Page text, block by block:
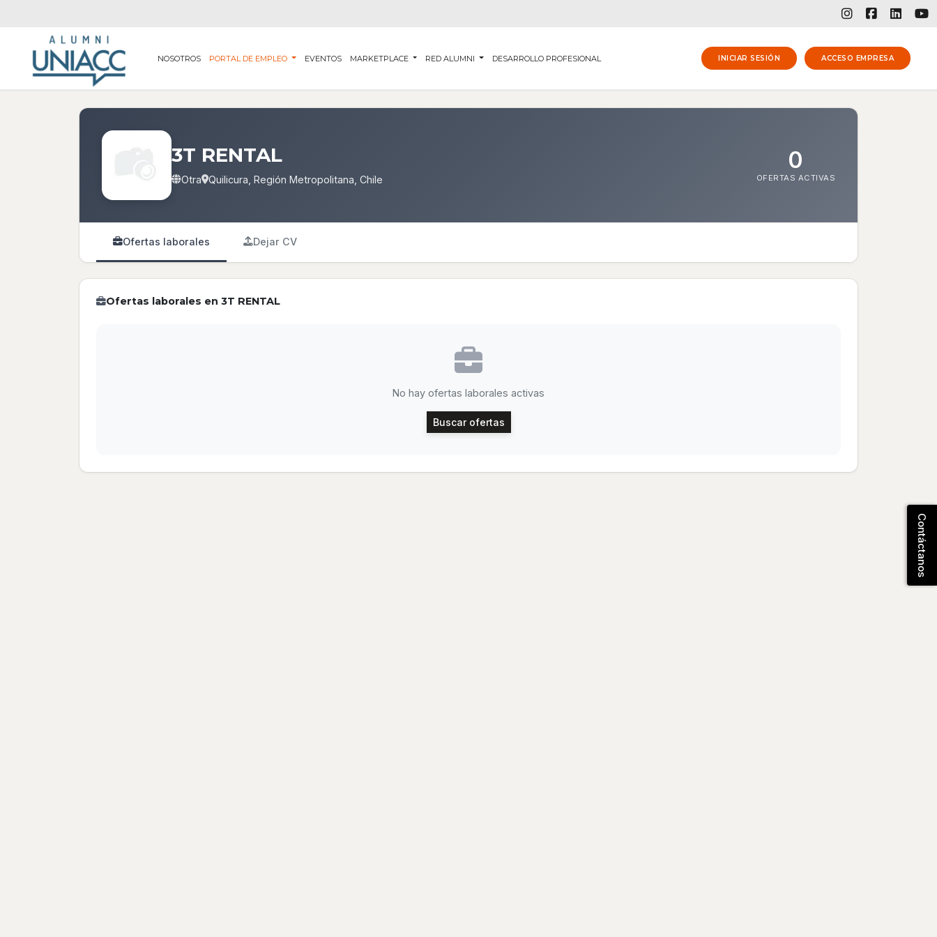
NOSOTROS PORTAL DE EMPLEO EVENTOS MARKETPLACE RED ALUMNI DESARROLLO PROFESIONAL INICIAR SESIÓN ACCESO EMPRESA
3T RENTAL
Otra Quilicura, Región Metropolitana, Chile
0
OFERTAS ACTIVAS
Ofertas laborales Dejar CV
Ofertas laborales en 3T RENTAL
No hay ofertas laborales activas
Buscar ofertas
Contáctanos